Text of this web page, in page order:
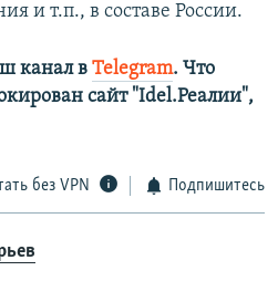
и т.п., в составе России.
канал в Telegram. Что
сайт "Idel.Реалии",
без VPN Подпишитесь